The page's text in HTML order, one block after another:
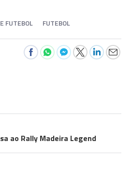
FUTEBOL FUTEBOL
ao Rally Madeira Legend